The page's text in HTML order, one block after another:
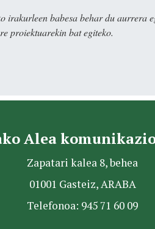
irakurleen babesa behar du aurrera
proiektuarekin bat egiteko.
Alea
Zapatari kalea 8, behea
01001 Gasteiz, ARABA
Telefonoa: 945 71 60 09